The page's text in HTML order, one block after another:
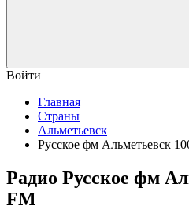
Войти
Главная
Страны
Альметьевск
Русское фм Альметьевск
Радио Русское фм
FM